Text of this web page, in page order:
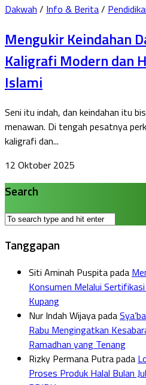
Dakwah / Info & Berita/
Mengukir Keindahan
Kaligrafi Modern dan
Islami
Seni itu indah, dan keindahan itu
menawan. Di tengah pesatnya
kaligrafi dan...
12 Oktober 2025
Search
Tanggapan
Siti Aminah Puspitapada
Konsumen Melalui
Kupang
Nur Indah Wijayapada
Rabu Mengingatkan
Ramadhan yang Tenang
Rizky Permana Putrapada
Proses Produk Halal Bulan